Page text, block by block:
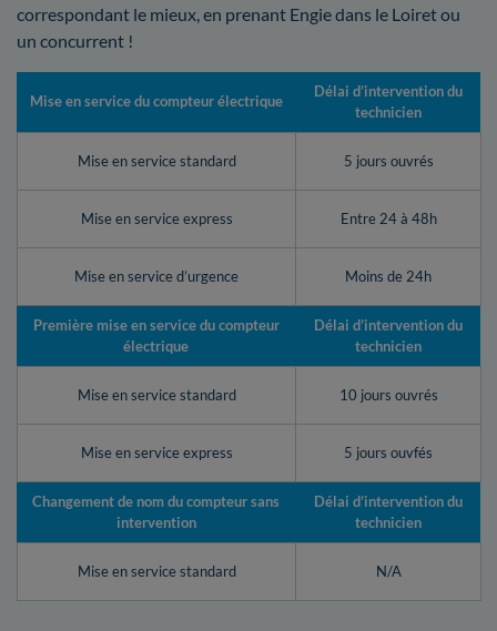
correspondant le mieux, en prenant Engie dans le Loiret ou
un concurrent !
Mise en service du compteur électrique
Délai d’intervention du
technicien
Mise en service standard 5 jours ouvrés
Mise en service express Entre 24 à 48h
Mise en service d’urgence Moins de 24h
Première mise en service du compteur
électrique
Délai d’intervention du
technicien
Mise en service standard 10 jours ouvrés
Mise en service express 5 jours ouvfés
Changement de nom du compteur sans
intervention
Délai d’intervention du
technicien
Mise en service standard N/A